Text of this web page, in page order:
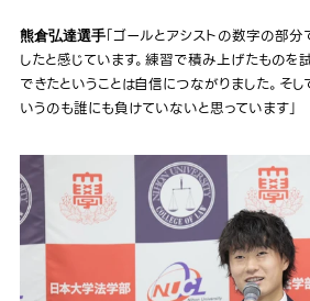
熊倉弘達選手「ゴールとアシストの数字の部
したと感じています。練習で積み上げたものを
できたということは自信につながりました。そ
いうのも誰にも負けていないと思っています」